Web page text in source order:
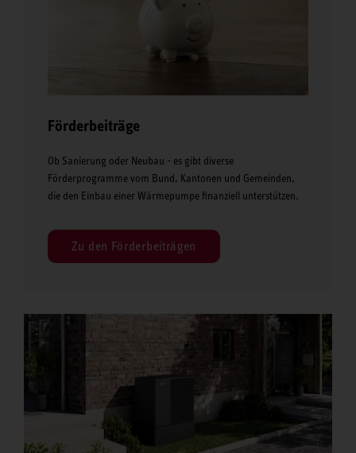
Förderbeiträge
Ob Sanierung oder Neubau - es gibt diverse
Förderprogramme vom Bund, Kantonen und Gemeinden,
die den Einbau einer Wärmepumpe finanziell unterstützen.
Zu den Förderbeiträgen